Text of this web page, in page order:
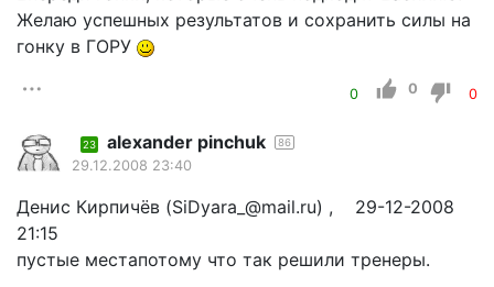
Желаю успешных результатов и сохранить силы на
гонку в ГОРУ
0 0 0
23 alexander pinchuk 86
29.12.2008 23:40
Денис Кирпичёв (SiDyara_@mail.ru) , 29-12-2008
21:15
пустые местапотому что так решили тренеры.